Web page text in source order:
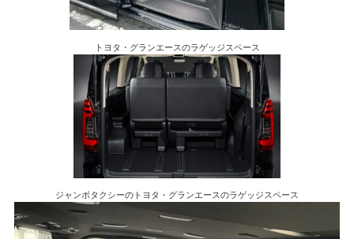
トヨタ・グランエースのラゲッジスペース
ジャンボタクシーのトヨタ・グランエースのラゲッジスペース